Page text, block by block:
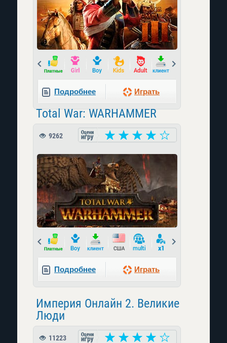
Prev
Подробнее Играть
Total War: WARHAMMER
9262
Prev
Подробнее Играть
Империя Онлайн 2. Великие
Люди
11223